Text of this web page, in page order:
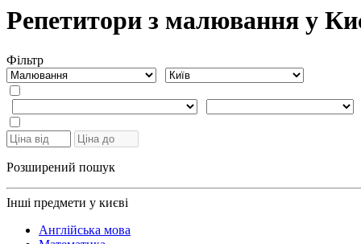
Репетитори з малювання у
Фiльтр
Розширений пошук
Інші предмети у києві
Англійська мова